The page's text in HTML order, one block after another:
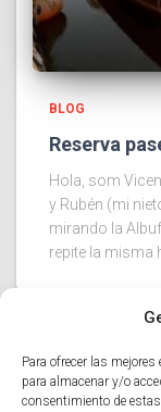
Para ofrecer las
para almacenar y/o
consentimiento de
BLOG
Reserva
Hola, som
y Rubén (mi
mirando la
repite la misma
¿QUIÉNES